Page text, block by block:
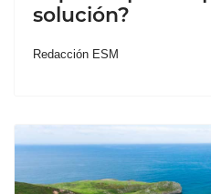
solución?
Redacción ESM